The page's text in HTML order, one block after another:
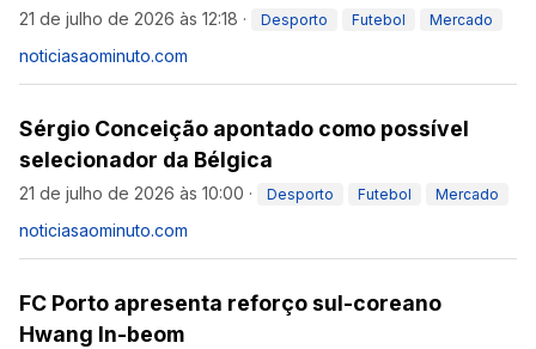
21 de julho de 2026 às 12:18 · Desporto Futebol Mercado
noticiasaominuto.com
Sérgio Conceição apontado como possível
selecionador da Bélgica
21 de julho de 2026 às 10:00 · Desporto Futebol Mercado
noticiasaominuto.com
FC Porto apresenta reforço sul-coreano
Hwang In-beom